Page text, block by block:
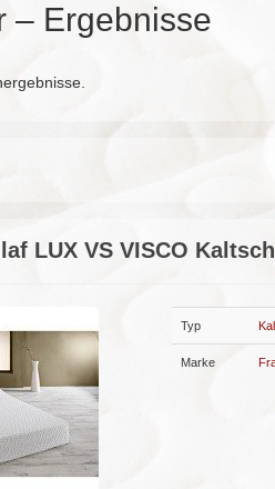
– Ergebnisse
LUX VS VISCO
Typ
Marke